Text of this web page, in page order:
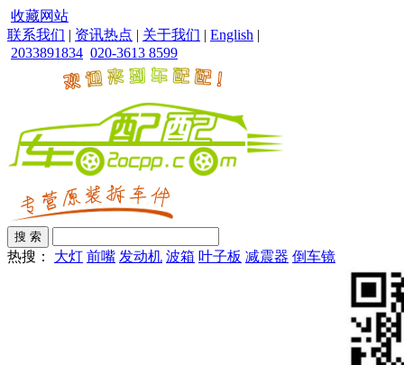
收藏网站
联系我们 | 资讯热点 | 关于我们 | English |
2033891834 020-3613 8599
热搜： 大灯 前嘴 发动机 波箱 叶子板 减震器 倒车镜